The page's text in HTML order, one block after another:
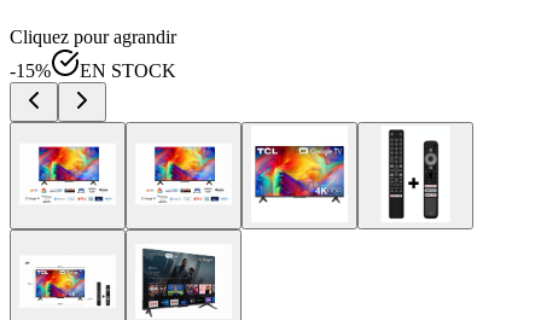
Cliquez pour agrandir
-15% EN STOCK